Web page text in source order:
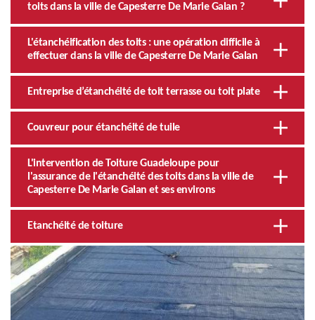
toits dans la ville de Capesterre De Marie Galan ?
L'étanchéification des toits : une opération difficile à
effectuer dans la ville de Capesterre De Marie Galan
Entreprise d’étanchéité de toit terrasse ou toit plate
Couvreur pour étanchéité de tuile
L'intervention de Toiture Guadeloupe pour
l'assurance de l'étanchéité des toits dans la ville de
Capesterre De Marie Galan et ses environs
Etanchéité de toiture